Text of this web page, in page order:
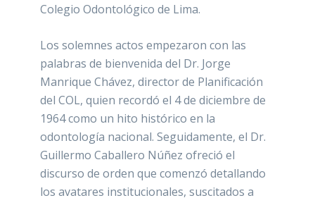
Colegio Odontológico de Lima.
Los solemnes actos empezaron con las
palabras de bienvenida del Dr. Jorge
Manrique Chávez, director de Planificación
del COL, quien recordó el 4 de diciembre de
1964 como un hito histórico en la
odontología nacional. Seguidamente, el Dr.
Guillermo Caballero Núñez ofreció el
discurso de orden que comenzó detallando
los avatares institucionales, suscitados a